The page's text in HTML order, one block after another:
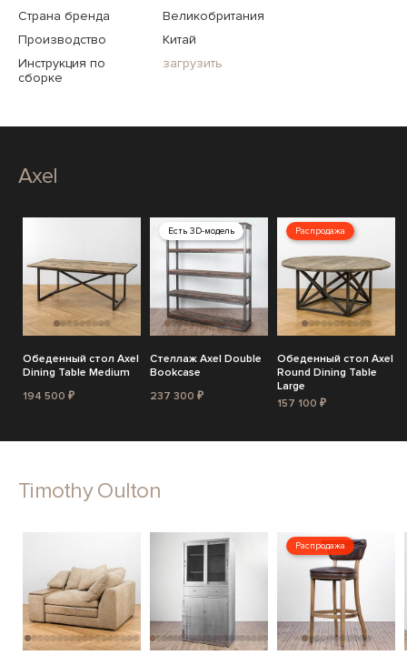
Страна бренда
Великобритания
Производство
Китай
Инструкция по
сборке
загрузить
Axel
Обеденный стол Axel
Dining Table Medium
194 500 ₽
Есть 3D-модель
Стеллаж Axel Double
Bookcase
237 300 ₽
Распродажа
Обеденный стол Axel
Round Dining Table
Large
157 100 ₽
Timothy Oulton
Распродажа